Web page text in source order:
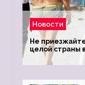
Новости
Не
целой страны
туристки
обзавестись